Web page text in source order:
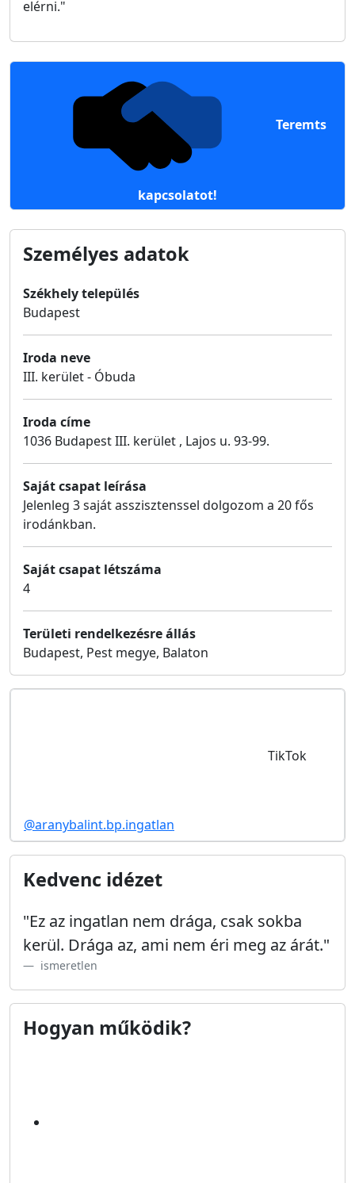
elérni."
Teremts
kapcsolatot!
Személyes adatok
Székhely település
Budapest
Iroda neve
III. kerület - Óbuda
Iroda címe
1036 Budapest III. kerület , Lajos u. 93-99.
Saját csapat leírása
Jelenleg 3 saját asszisztenssel dolgozom a 20 fős
irodánkban.
Saját csapat létszáma
4
Területi rendelkezésre állás
Budapest, Pest megye, Balaton
TikTok
@aranybalint.bp.ingatlan
Kedvenc idézet
"Ez az ingatlan nem drága, csak sokba
kerül. Drága az, ami nem éri meg az árát."
ismeretlen
Hogyan működik?